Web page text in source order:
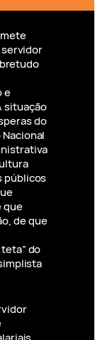
e
situação
do
públicos
que
de que
do